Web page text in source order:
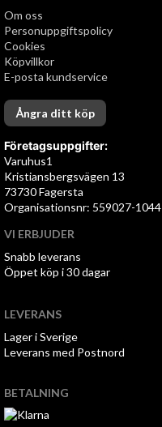
Om oss
Personuppgiftspolicy
Cookies
Köpvillkor
E-posta kundservice
Ångra ditt köp
Företagsuppgifter:
Varuhus1
Kristiansbergsvägen 13
73730 Fagersta
Organisationsnr: 559027-1044
VI ERBJUDER
Snabb leverans
Öppet köp i 30 dagar
LEVERANS
Lager i Sverige
Leverans med Postnord
BETALNING